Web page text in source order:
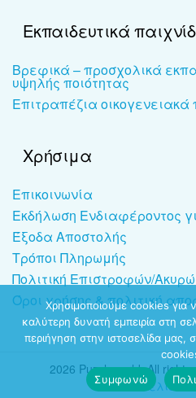
Εκπαιδευτικά
Βρεφικά – προσχολικά
υψηλής ποιότητας
Επιτραπέζια οικογενειακά
Χρήσιμα
Επικοινωνία
Εκδήλωση Ενδιαφέροντος
Έξοδα Αποστολής
Τρόποι Πληρωμής
Πολιτική Επιστροφών/
Όροι χρήσης & πολιτική
2026 Puzzleworld. All
ιστοσελίδων
Χρησιμοποιούμε cookies
καλύτερη δυνατή εμπειρία στη
περιήγηση στην ιστοσελίδα
Συμφωνώ